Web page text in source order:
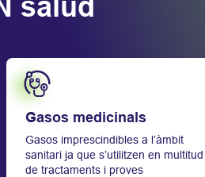
salud
Gasos medicinals
Gasos imprescindibles a l’àmbit
sanitari ja que s’utilitzen en multitud
de tractaments i proves
Saber més